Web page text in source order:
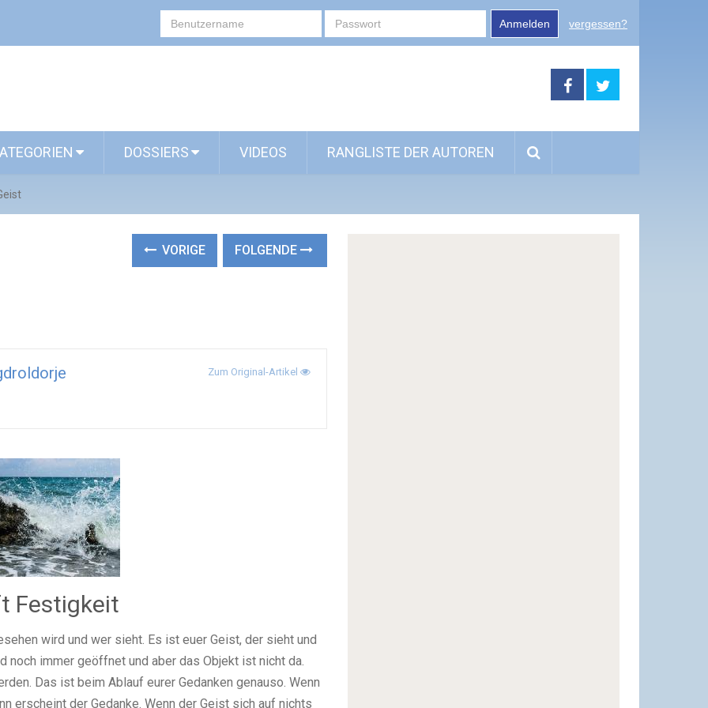
Anmelden vergessen?
DOSSIERS VIDEOS RANGLISTE DER AUTOREN
VORIGE FOLGENDE
Zum Original-Artikel
Festigkeit
wird und wer sieht. Es ist euer Geist, der sieht und
noch immer geöffnet und aber das Objekt ist nicht da.
Das ist beim Ablauf eurer Gedanken genauso. Wenn
erscheint der Gedanke. Wenn der Geist sich auf nichts